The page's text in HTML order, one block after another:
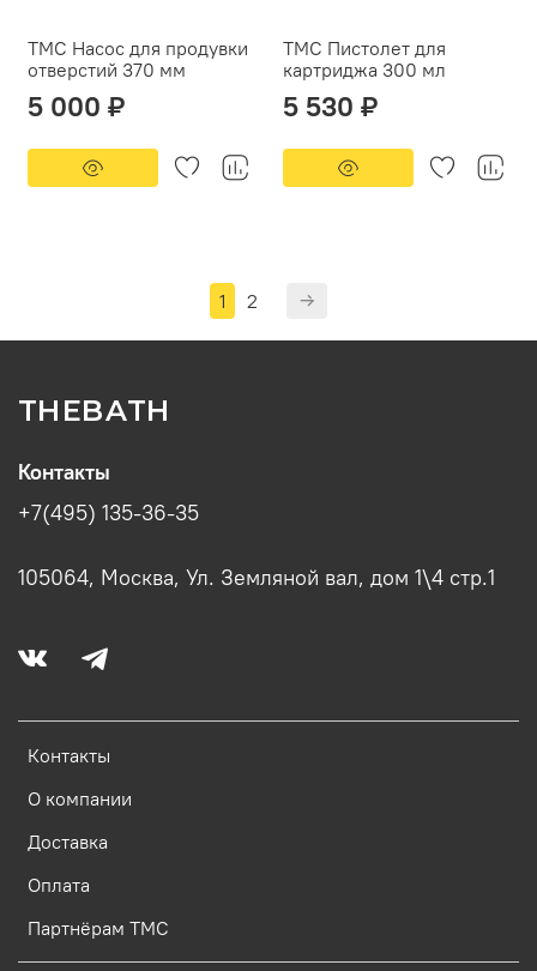
ТМС Насос для продувки
отверстий 370 мм
5 000 ₽
ТМС Пистолет для
картриджа 300 мл
5 530 ₽
1 2
THEBATH
Контакты
О компании
Доставка
Оплата
Партнёрам ТМС
Контакты
+7(495) 135-36-35
105064, Москва, Ул. Земляной вал, дом 1\4 стр.1